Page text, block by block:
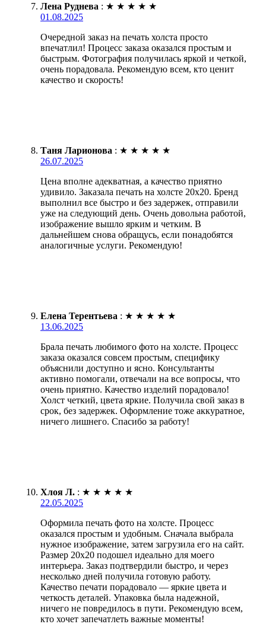
Лена Руднева : ★ ★ ★ ★ ★
01.08.2025
Очередной заказ на печать холста просто
впечатлил! Процесс заказа оказался простым и
быстрым. Фотография получилась яркой и четкой,
очень порадовала. Рекомендую всем, кто ценит
качество и скорость!
Таня Ларионова : ★ ★ ★ ★ ★
26.07.2025
Цена вполне адекватная, а качество приятно
удивило. Заказала печать на холсте 20х20. Бренд
выполнил все быстро и без задержек, отправили
уже на следующий день. Очень довольна работой,
изображение вышло ярким и четким. В
дальнейшем снова обращусь, если понадобятся
аналогичные услуги. Рекомендую!
Елена Терентьева : ★ ★ ★ ★ ★
13.06.2025
Брала печать любимого фото на холсте. Процесс
заказа оказался совсем простым, специфику
объяснили доступно и ясно. Консультанты
активно помогали, отвечали на все вопросы, что
очень приятно. Качество изделий порадовало!
Холст четкий, цвета яркие. Получила свой заказ в
срок, без задержек. Оформление тоже аккуратное,
ничего лишнего. Спасибо за работу!
Хлоя Л. : ★ ★ ★ ★ ★
22.05.2025
Оформила печать фото на холсте. Процесс
оказался простым и удобным. Сначала выбрала
нужное изображение, затем загрузила его на сайт.
Размер 20х20 подошел идеально для моего
интерьера. Заказ подтвердили быстро, и через
несколько дней получила готовую работу.
Качество печати порадовало — яркие цвета и
четкость деталей. Упаковка была надежной,
ничего не повредилось в пути. Рекомендую всем,
кто хочет запечатлеть важные моменты!